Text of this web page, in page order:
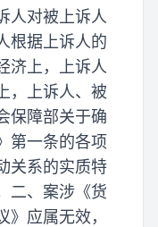
人对被上诉人
根据上诉人的
济上，上诉人
，上诉人、被
保障部关于确
第一条的各项
关系的实质特
二、案涉《货
应属无效，